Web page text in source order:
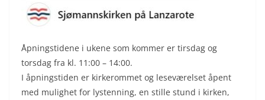
Åpningstidene i ukene som kommer er tirsdag og
torsdag fra kl. 11:00 – 14:00.
I åpningstiden er kirkerommet og leseværelset åpent
med mulighet for lystenning, en stille stund i kirken,